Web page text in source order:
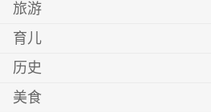
旅游
育儿
历史
美食